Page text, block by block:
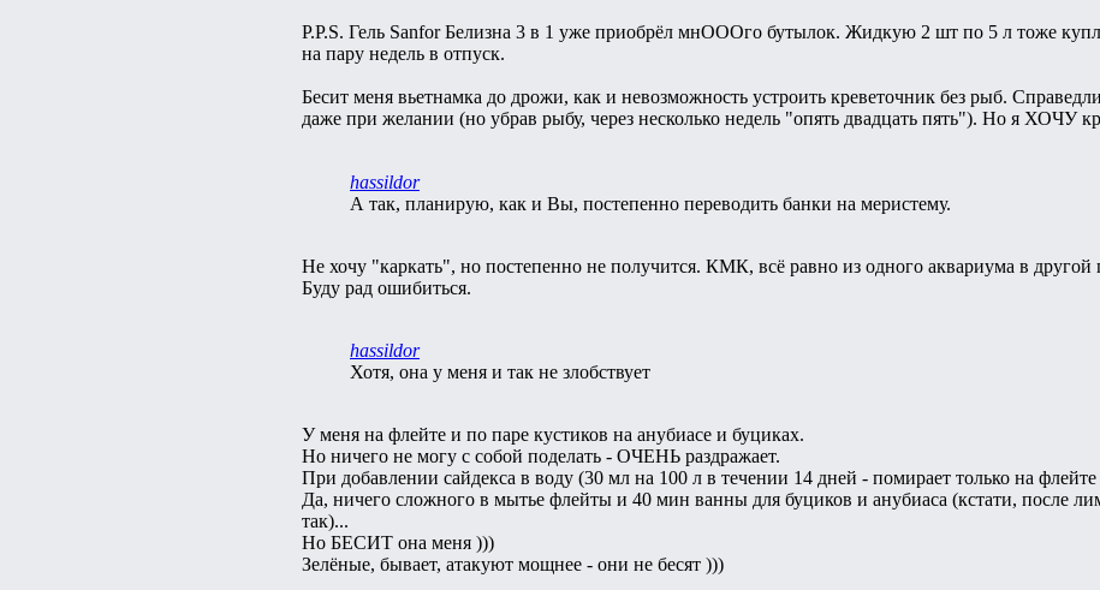
P.P.S. Гель Sanfor Белизна 3 в 1 уже приобрёл мнОООго бутылок. Жидкую 2 шт по 5 л тоже
на пару недель в отпуск.
Бесит меня вьетнамка до дрожи, как и невозможность устроить креветочник без рыб.
даже при желании (но убрав рыбу, через несколько недель "опять двадцать пять"). Но я ХОЧУ
hassildor
А так, планирую, как и Вы, постепенно переводить банки на меристему.
Не хочу "каркать", но постепенно не получится. КМК, всё равно из одного аквариума в другой
Буду рад ошибиться.
hassildor
Хотя, она у меня и так не злобствует
У меня на флейте и по паре кустиков на анубиасе и буциках.
Но ничего не могу с собой поделать - ОЧЕНЬ раздражает.
При добавлении сайдекса в воду (30 мл на 100 л в течении 14 дней - помирает только на
Да, ничего сложного в мытье флейты и 40 мин ванны для буциков и анубиаса (кстати, после
так)...
Но БЕСИТ она меня )))
Зелёные, бывает, атакуют мощнее - они не бесят )))